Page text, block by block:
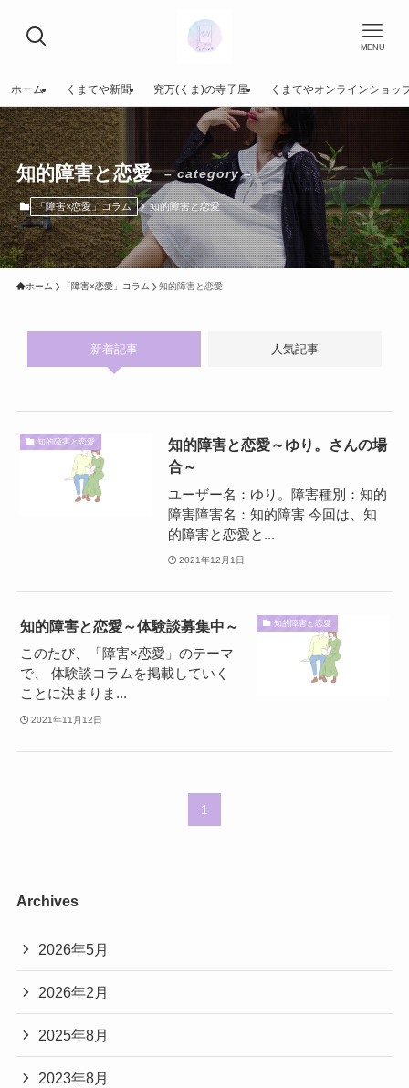
MENU
ホーム くまてや新聞 究万(くま)の寺子屋 くまてやオンラインショッ
知的障害と恋愛 – category –
「障害×恋愛」コラム 知的障害と恋愛
ホーム 「障害×恋愛」コラム 知的障害と恋愛
新着記事 人気記事
知的障害と恋愛
知的障害と恋愛～ゆり。さんの場
合～
ユーザー名：ゆり。障害種別：知的
障害障害名：知的障害 今回は、知
的障害と恋愛と...
2021年12月1日
知的障害と恋愛
知的障害と恋愛～体験談募集中～
このたび、「障害×恋愛」のテーマ
で、 体験談コラムを掲載していく
ことに決まりま...
2021年11月12日
1
Archives
2026年5月
2026年2月
2025年8月
2023年8月